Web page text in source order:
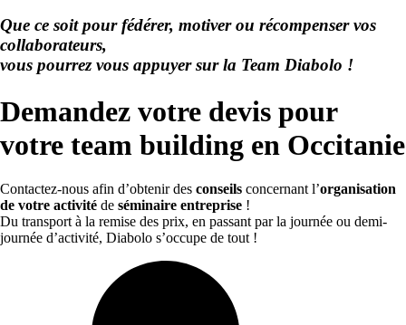
Que ce soit pour fédérer, motiver ou récompenser vos
collaborateurs,
vous pourrez vous appuyer sur la Team Diabolo !
Demandez votre devis pour
votre team building en Occitanie
Contactez-nous afin d’obtenir des conseils concernant l’organisation
de votre activité de séminaire entreprise !
Du transport à la remise des prix, en passant par la journée ou demi-
journée d’activité, Diabolo s’occupe de tout !